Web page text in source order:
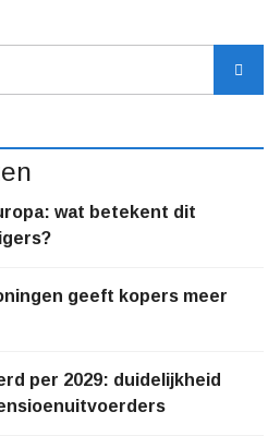
wat betekent dit
geeft kopers meer
per 2029: duidelijkheid